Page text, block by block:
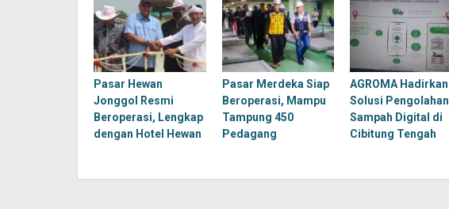
Pasar Hewan
Jonggol Resmi
Beroperasi, Lengkap
dengan Hotel Hewan
Pasar Merdeka Siap
Beroperasi, Mampu
Tampung 450
Pedagang
AGROMA Hadirkan
Solusi Pengolahan
Sampah Digital di
Cibitung Tengah